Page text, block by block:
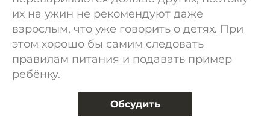
их на ужин не рекомендуют даже
взрослым, что уже говорить о детях. При
этом хорошо бы самим следовать
правилам питания и подавать пример
ребёнку.
Обсудить